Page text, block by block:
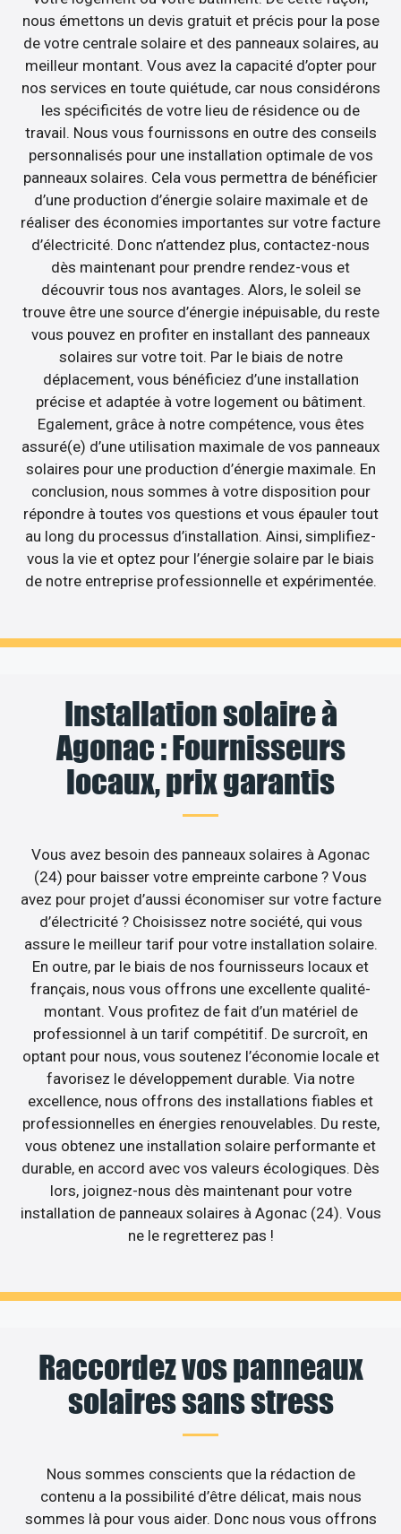
nous émettons un devis gratuit et précis pour la pose
de votre centrale solaire et des panneaux solaires, au
meilleur montant. Vous avez la capacité d’opter pour
nos services en toute quiétude, car nous considérons
les spécificités de votre lieu de résidence ou de
travail. Nous vous fournissons en outre des conseils
personnalisés pour une installation optimale de vos
panneaux solaires. Cela vous permettra de bénéficier
d’une production d’énergie solaire maximale et de
réaliser des économies importantes sur votre facture
d’électricité. Donc n’attendez plus, contactez-nous
dès maintenant pour prendre rendez-vous et
découvrir tous nos avantages. Alors, le soleil se
trouve être une source d’énergie inépuisable, du reste
vous pouvez en profiter en installant des panneaux
solaires sur votre toit. Par le biais de notre
déplacement, vous bénéficiez d’une installation
précise et adaptée à votre logement ou bâtiment.
Egalement, grâce à notre compétence, vous êtes
assuré(e) d’une utilisation maximale de vos panneaux
solaires pour une production d’énergie maximale. En
conclusion, nous sommes à votre disposition pour
répondre à toutes vos questions et vous épauler tout
au long du processus d’installation. Ainsi, simplifiez-
vous la vie et optez pour l’énergie solaire par le biais
de notre entreprise professionnelle et expérimentée.
Installation solaire à
Agonac : Fournisseurs
locaux, prix garantis
Vous avez besoin des panneaux solaires à Agonac
(24) pour baisser votre empreinte carbone ? Vous
avez pour projet d’aussi économiser sur votre facture
d’électricité ? Choisissez notre société, qui vous
assure le meilleur tarif pour votre installation solaire.
En outre, par le biais de nos fournisseurs locaux et
français, nous vous offrons une excellente qualité-
montant. Vous profitez de fait d’un matériel de
professionnel à un tarif compétitif. De surcroît, en
optant pour nous, vous soutenez l’économie locale et
favorisez le développement durable. Via notre
excellence, nous offrons des installations fiables et
professionnelles en énergies renouvelables. Du reste,
vous obtenez une installation solaire performante et
durable, en accord avec vos valeurs écologiques. Dès
lors, joignez-nous dès maintenant pour votre
installation de panneaux solaires à Agonac (24). Vous
ne le regretterez pas !
Raccordez vos panneaux
solaires sans stress
Nous sommes conscients que la rédaction de
contenu a la possibilité d’être délicat, mais nous
sommes là pour vous aider. Donc nous vous offrons